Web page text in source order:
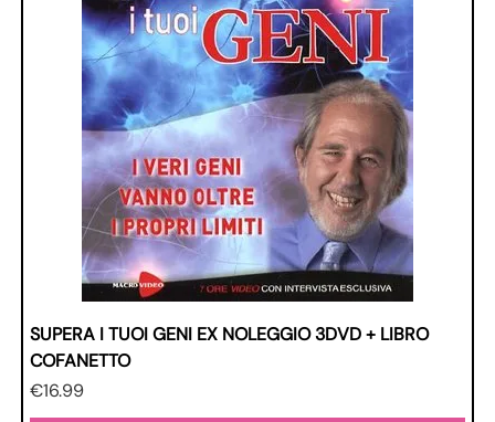
SUPERA I TUOI GENI EX NOLEGGIO 3DVD + LIBRO
COFANETTO
Price
€16.99